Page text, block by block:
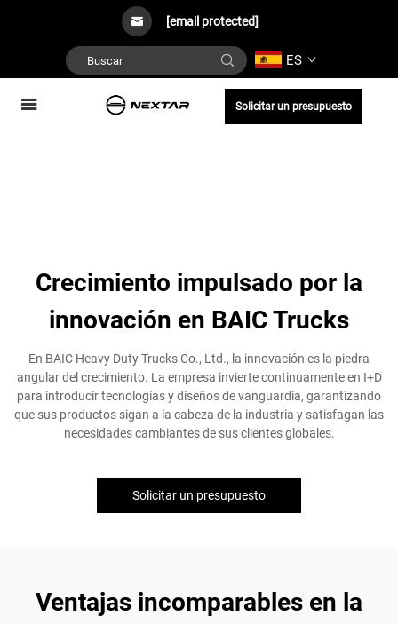
[email protected]
ES
Solicitar un presupuesto
Crecimiento impulsado por la
innovación en BAIC Trucks
En BAIC Heavy Duty Trucks Co., Ltd., la innovación es la piedra
angular del crecimiento. La empresa invierte continuamente en I+D
para introducir tecnologías y diseños de vanguardia, garantizando
que sus productos sigan a la cabeza de la industria y satisfagan las
necesidades cambiantes de sus clientes globales.
Solicitar un presupuesto
Ventajas incomparables en la